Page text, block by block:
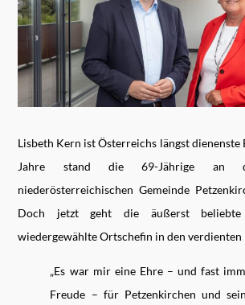
Lisbeth Kern ist Österreichs längst
Jahre stand die 69-Jährige an
niederösterreichischen Gemeinde
Doch jetzt geht die äußerst
wiedergewählte Ortschefin in den verdienten
„Es war mir eine Ehre – und fast
Freude – für Petzenkirchen und